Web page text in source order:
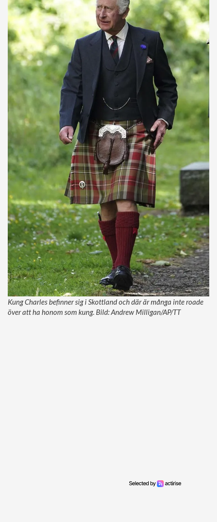
Kung Charles befinner sig i Skottland och där är många inte roade
över att ha honom som kung. Bild: Andrew Milligan/AP/TT